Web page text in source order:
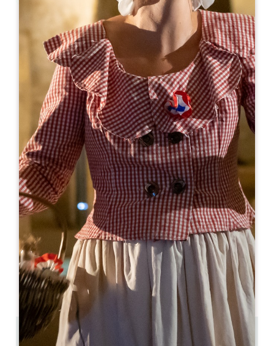
En
28€
Couvent des Jacobins
10 Rue Guadet - BP 81
33330 SAINT-EMILION
RESERVE
05 57 55 32 18
reception@couvent.wine
MES DE APERTURA
E F M A M J J A S O N D
DÍAS DE APERTURA
L M M
AM
PM
AM
PM PM
S
PM
0.2 km